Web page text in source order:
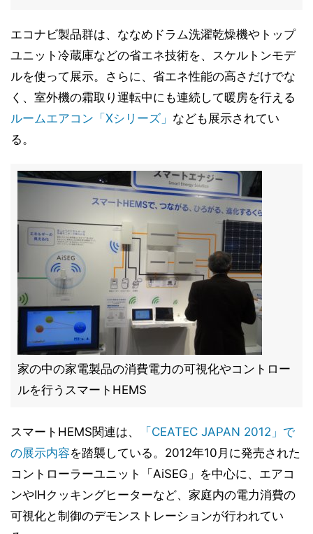
エコナビ製品群は、ななめドラム洗濯乾燥機やトップ
ユニット冷蔵庫などの省エネ技術を、スケルトンモデ
ルを使って展示。さらに、省エネ性能の高さだけでな
く、室外機の霜取り運転中にも連続して暖房を行える
ルームエアコン「Xシリーズ」 なども展示されてい
る。
家の中の家電製品の消費電力の可視化やコントロー
ルを行うスマートHEMS
スマートHEMS関連は、
「CEATEC JAPAN 2012」で
の展示内容を踏襲している。2012年10月に発売された
コントローラーユニット「AiSEG」を中心に、エアコ
ンやIHクッキングヒーターなど、家庭内の電力消費の
可視化と制御のデモンストレーションが行われてい